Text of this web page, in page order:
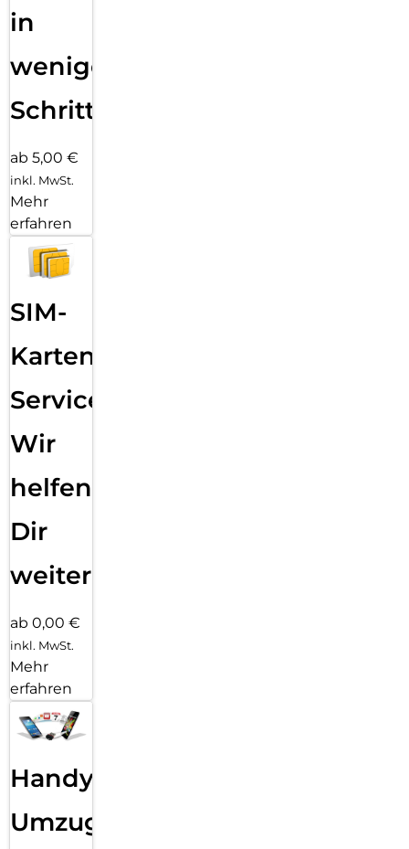
in
wenigen
Schritten
ab 5,00 €
inkl. MwSt.
Mehr
erfahren
SIM-
Karten
Service:
Wir
helfen
Dir
weiter
ab 0,00 €
inkl. MwSt.
Mehr
erfahren
Handy
Umzug